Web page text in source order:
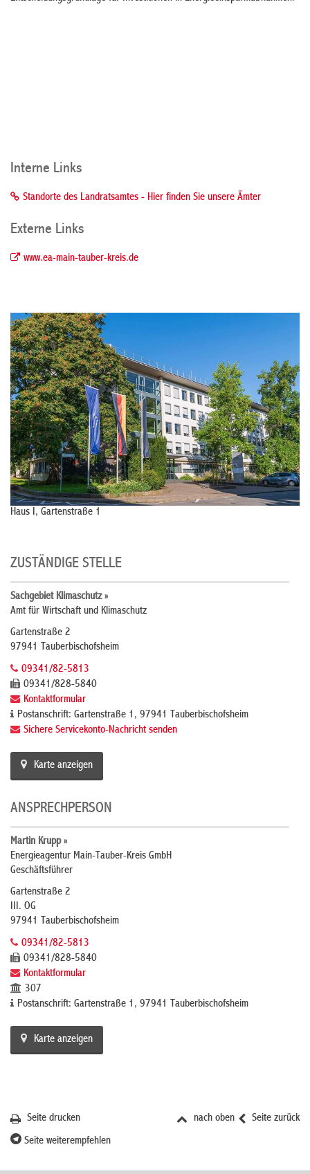
Interne Links
Standorte des Landratsamtes - Hier finden Sie unsere Ämter
Externe Links
www.ea-main-tauber-kreis.de
Haus I, Gartenstraße 1
ZUSTÄNDIGE STELLE
Sachgebiet Klimaschutz »
Amt für Wirtschaft und Klimaschutz
Gartenstraße 2
97941 Tauberbischofsheim
09341/82-5813
09341/828-5840
Kontaktformular
Postanschrift: Gartenstraße 1, 97941 Tauberbischofsheim
Sichere Servicekonto-Nachricht senden
Karte anzeigen
ANSPRECHPERSON
Martin Krupp »
Energieagentur Main-Tauber-Kreis GmbH
Geschäftsführer
Gartenstraße 2
III. OG
97941 Tauberbischofsheim
09341/82-5813
09341/828-5840
Kontaktformular
307
Postanschrift: Gartenstraße 1, 97941 Tauberbischofsheim
Karte anzeigen
Seite zurück
nach oben
Seite drucken
Seite weiterempfehlen